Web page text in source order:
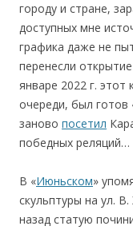
городу и стране,
доступных мне
графика даже не
перенесли
январе 2022 г. этот
очереди, был готов
заново посетил
победных реляций…
В «Июньском»
скульптуры на ул.
назад cтатую